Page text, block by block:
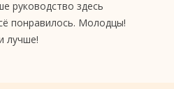
руководство здесь
понравилось. Молодцы!
лучше!